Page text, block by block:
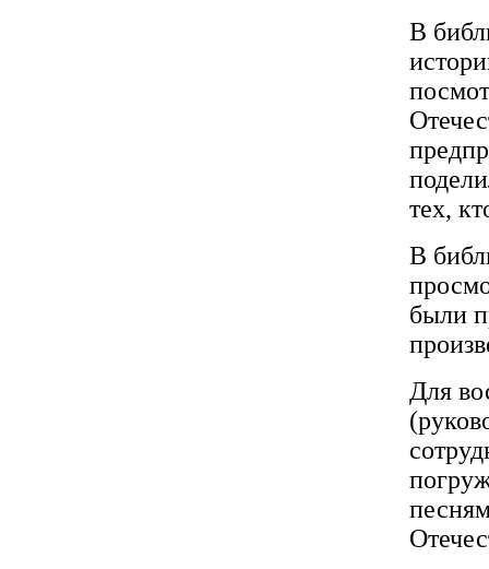
В
тех,
В
были
Для